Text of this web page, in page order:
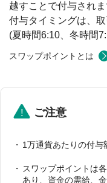
越すことで付与されま
付与タイミングは、
(夏時間6:10、冬時間
スワップポイントとは
ご注意
1万通貨あたりの付与
スワップポイントは
あり、資金の需給、